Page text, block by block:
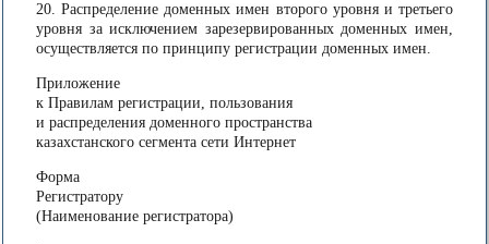
20. Распределение доменных имен второго уровня и третьего
уровня за исключением зарезервированных доменных имен,
осуществляется по принципу регистрации доменных имен.
Приложение
к Правилам регистрации, пользования
и распределения доменного пространства
казахстанского сегмента сети Интернет
Форма
Регистратору
(Наименование регистратора)